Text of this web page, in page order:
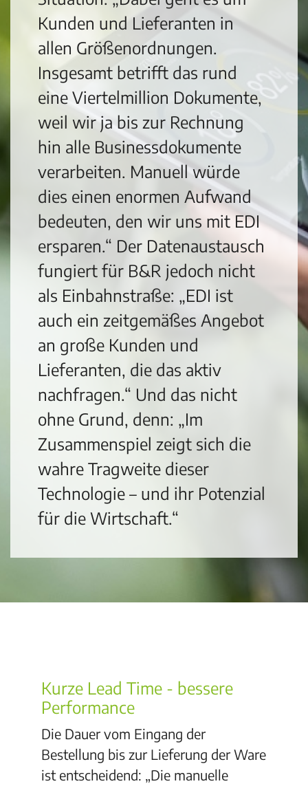
Kunden und Lieferanten in
allen Größenordnungen.
Insgesamt betrifft das rund
eine Viertelmillion Dokumente,
weil wir ja bis zur Rechnung
hin alle Businessdokumente
verarbeiten. Manuell würde
dies einen enormen Aufwand
bedeuten, den wir uns mit EDI
ersparen.“ Der Datenaustausch
fungiert für B&R jedoch nicht
als Einbahnstraße: „EDI ist
auch ein zeitgemäßes Angebot
an große Kunden und
Lieferanten, die das aktiv
nachfragen.“ Und das nicht
ohne Grund, denn: „Im
Zusammenspiel zeigt sich die
wahre Tragweite dieser
Technologie – und ihr Potenzial
für die Wirtschaft.“
Kurze Lead Time - bessere
Performance
Die Dauer vom Eingang der
Bestellung bis zur Lieferung der Ware
ist entscheidend: „Die manuelle